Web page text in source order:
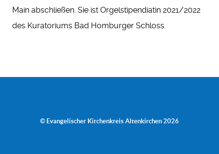
Main abschließen. Sie ist Orgelstipendiatin 2021/2022
des Kuratoriums Bad Homburger Schloss.
© Evangelischer Kirchenkreis Altenkirchen 2026